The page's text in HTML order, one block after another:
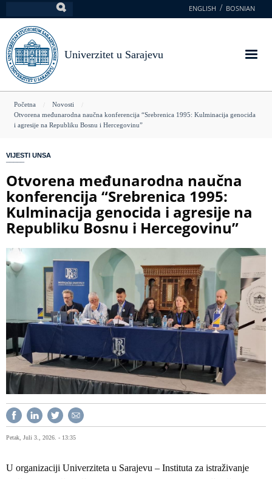
na
glavni
sadržaj
ENGLISH BOSNIAN
Univerzitet u Sarajevu
You
are
Početna
Novosti
Otvorena međunarodna naučna konferencija “Srebrenica 1995: Kulminacija genocida
i agresije na Republiku Bosnu i Hercegovinu”
VIJESTI UNSA
Otvorena međunarodna naučna
konferencija “Srebrenica 1995:
Kulminacija genocida i agresije na
Republiku Bosnu i Hercegovinu”
Petak, Juli 3., 2026. - 13:35
U organizaciji Univerziteta u Sarajevu – Instituta za istraživanje